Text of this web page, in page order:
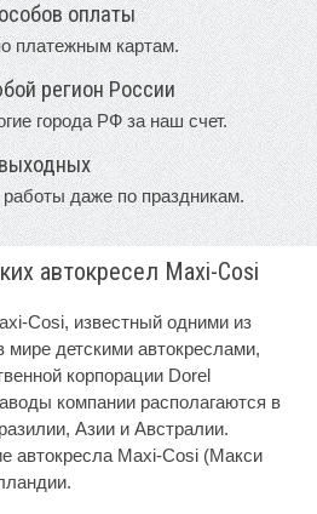
оплаты
платежным картам.
регион России
города РФ за наш счет.
даже по праздникам.
автокресел Maxi-Cosi
Cosi, известный одними из
мире детскими автокреслами,
корпорации Dorel
компании располагаются в
Азии и Австралии.
автокресла Maxi-Cosi (Макси